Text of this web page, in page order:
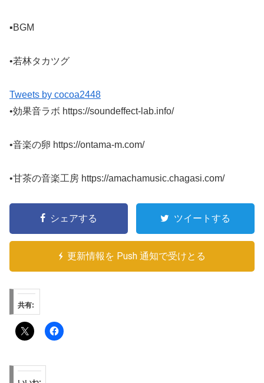
▪️BGM
•若林タカツグ
Tweets by cocoa2448
•効果音ラボ https://soundeffect-lab.info/
•音楽の卵 https://ontama-m.com/
•甘茶の音楽工房 https://amachamusic.chagasi.com/
シェアする ツイートする
更新情報を Push 通知で受けとる
共有: